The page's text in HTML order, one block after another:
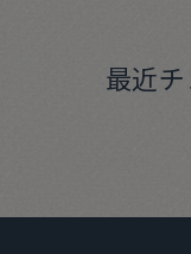
最近